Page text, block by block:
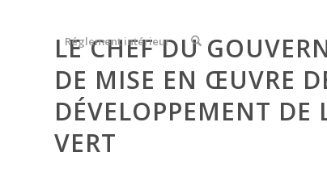
Réglement intérieur
LE CHEF DU
DE MISE EN ŒUVRE
DÉVELOPPEMENT DE
VERT